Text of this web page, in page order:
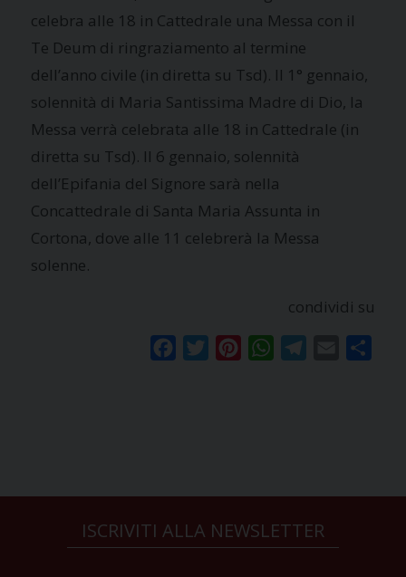
celebra alle 18 in Cattedrale una Messa con il
Te Deum di ringraziamento al termine
dell’anno civile (in diretta su Tsd). Il 1° gennaio,
solennità di Maria Santissima Madre di Dio, la
Messa verrà celebrata alle 18 in Cattedrale (in
diretta su Tsd). Il 6 gennaio, solennità
dell’Epifania del Signore sarà nella
Concattedrale di Santa Maria Assunta in
Cortona, dove alle 11 celebrerà la Messa
solenne.
condividi su
FacebookTwitterPinterestWhatsAppTelegram
Email
ISCRIVITI ALLA NEWSLETTER